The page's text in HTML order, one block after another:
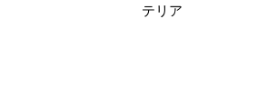
テリア